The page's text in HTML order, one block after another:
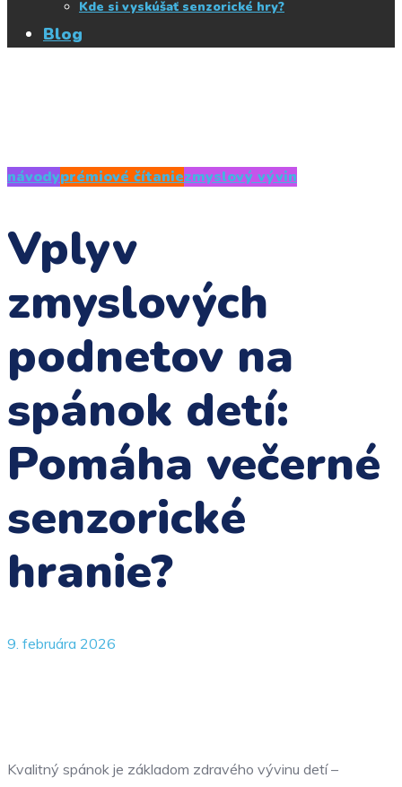
Kde si vyskúšať senzorické hry?
Blog
návodyprémiové čítaniezmyslový vývin
Vplyv
zmyslových
podnetov na
spánok detí:
Pomáha večerné
senzorické
hranie?
9. februára 2026
Kvalitný spánok je základom zdravého vývinu detí –